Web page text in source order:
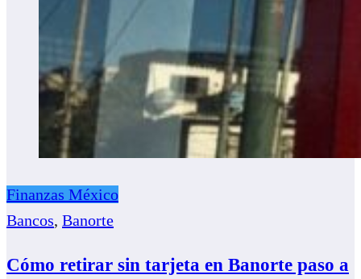
Finanzas México
Bancos, Banorte
Cómo retirar sin tarjeta en Banorte paso a